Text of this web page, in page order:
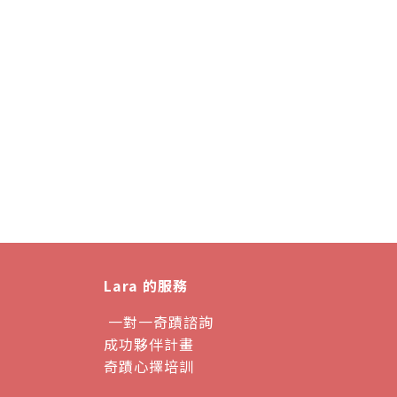
Lara 的服務
一對一奇蹟諮詢
成功夥伴計畫
奇蹟心擇培訓